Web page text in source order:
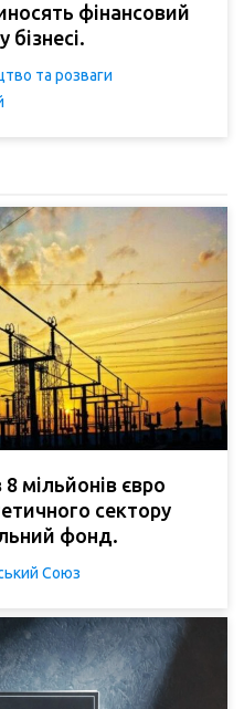
фінансовий
бізнесі.
та розваги
мільйонів євро
сектору
фонд.
Союз